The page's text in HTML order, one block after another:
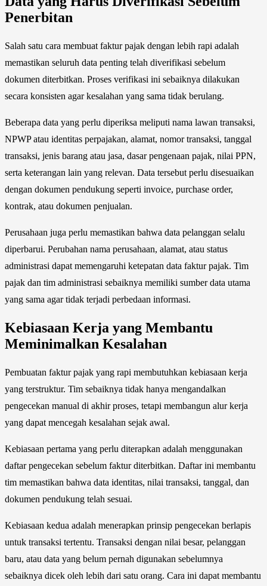
Penerbitan
Salah satu cara membuat faktur pajak dengan lebih rapi adalah
memastikan seluruh data penting telah diverifikasi sebelum
dokumen diterbitkan. Proses verifikasi ini sebaiknya dilakukan
secara konsisten agar kesalahan yang sama tidak berulang.
Beberapa data yang perlu diperiksa meliputi nama lawan transaksi,
NPWP atau identitas perpajakan, alamat, nomor transaksi, tanggal
transaksi, jenis barang atau jasa, dasar pengenaan pajak, nilai PPN,
serta keterangan lain yang relevan. Data tersebut perlu disesuaikan
dengan dokumen pendukung seperti invoice, purchase order,
kontrak, atau dokumen penjualan.
Perusahaan juga perlu memastikan bahwa data pelanggan selalu
diperbarui. Perubahan nama perusahaan, alamat, atau status
administrasi dapat memengaruhi ketepatan data faktur pajak. Tim
pajak dan tim administrasi sebaiknya memiliki sumber data utama
yang sama agar tidak terjadi perbedaan informasi.
Kebiasaan Kerja yang Membantu
Meminimalkan Kesalahan
Pembuatan faktur pajak yang rapi membutuhkan kebiasaan kerja
yang terstruktur. Tim sebaiknya tidak hanya mengandalkan
pengecekan manual di akhir proses, tetapi membangun alur kerja
yang dapat mencegah kesalahan sejak awal.
Kebiasaan pertama yang perlu diterapkan adalah menggunakan
daftar pengecekan sebelum faktur diterbitkan. Daftar ini membantu
tim memastikan bahwa data identitas, nilai transaksi, tanggal, dan
dokumen pendukung telah sesuai.
Kebiasaan kedua adalah menerapkan prinsip pengecekan berlapis
untuk transaksi tertentu. Transaksi dengan nilai besar, pelanggan
baru, atau data yang belum pernah digunakan sebelumnya
sebaiknya dicek oleh lebih dari satu orang. Cara ini dapat membantu